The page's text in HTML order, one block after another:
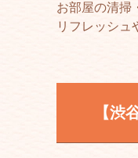
お部屋の清掃
リフレッシュ
【渋